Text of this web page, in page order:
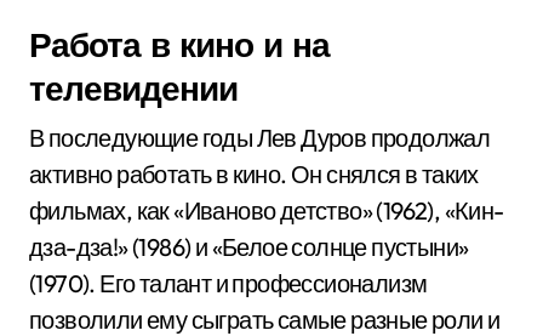
Работа в кино и на
телевидении
В последующие годы Лев Дуров продолжал
активно работать в кино. Он снялся в таких
фильмах, как «Иваново детство» (1962), «Кин-
дза-дза!» (1986) и «Белое солнце пустыни»
(1970). Его талант и профессионализм
позволили ему сыграть самые разные роли и